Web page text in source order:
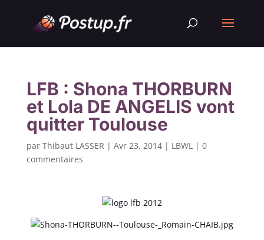
LFB : Shona THORBURN
et Lola DE ANGELIS vont
quitter Toulouse
par Thibaut LASSER | Avr 23, 2014| LBWL| 0
commentaires